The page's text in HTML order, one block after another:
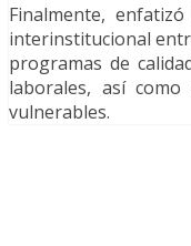
Finalmente,
interinstitucional
programas de
laborales, así
vulnerables.